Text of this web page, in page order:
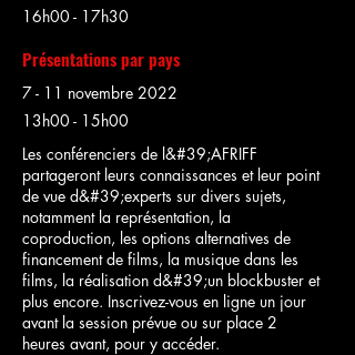
16h00 - 17h30
Présentations par pays
7 - 11 novembre 2022
13h00 - 15h00
Les conférenciers de l&#39;AFRIFF
partageront leurs connaissances et leur point
de vue d&#39;experts sur divers sujets,
notamment la représentation, la
coproduction, les options alternatives de
financement de films, la musique dans les
films, la réalisation d&#39;un blockbuster et
plus encore. Inscrivez-vous en ligne un jour
avant la session prévue ou sur place 2
heures avant, pour y accéder.